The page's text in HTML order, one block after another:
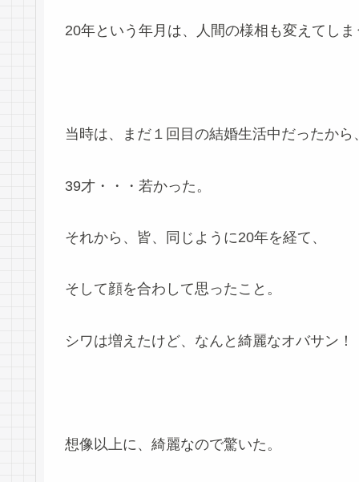
20年という年月は、人間の様相も変えてしま
当時は、まだ１回目の結婚生活中だったから、
39才・・・若かった。
それから、皆、同じように20年を経て、
そして顔を合わして思ったこと。
シワは増えたけど、なんと綺麗なオバサン！
想像以上に、綺麗なので驚いた。